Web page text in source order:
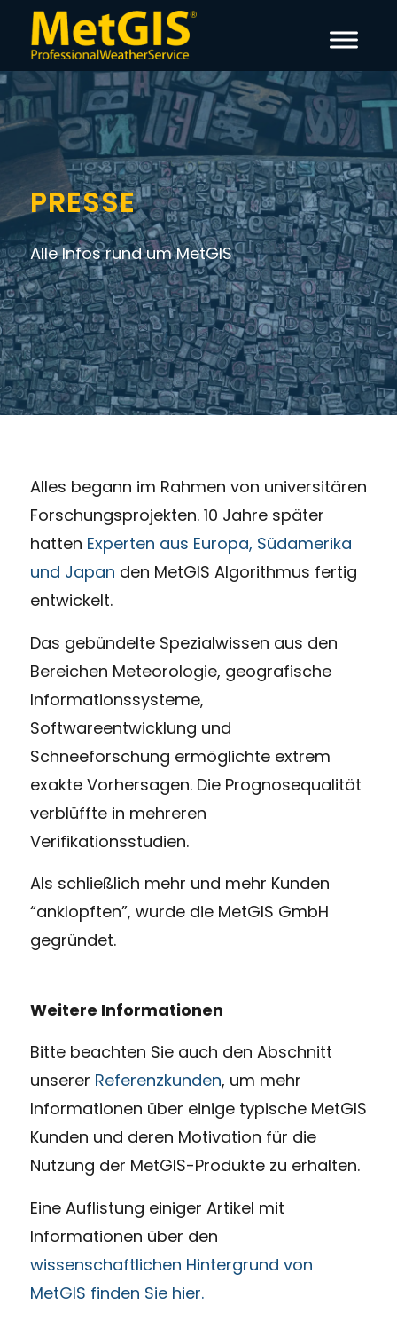
PRESSE
Alle Infos rund um MetGIS
Alles begann im Rahmen von universitären
Forschungsprojekten. 10 Jahre später
hatten Experten aus Europa, Südamerika
und Japan den MetGIS Algorithmus fertig
entwickelt.
Das gebündelte Spezialwissen aus den
Bereichen Meteorologie, geografische
Informationssysteme,
Softwareentwicklung und
Schneeforschung ermöglichte extrem
exakte Vorhersagen. Die Prognosequalität
verblüffte in mehreren
Verifikationsstudien.
Als schließlich mehr und mehr Kunden
“anklopften”, wurde die MetGIS GmbH
gegründet.
Weitere Informationen
Bitte beachten Sie auch den Abschnitt
unserer Referenzkunden, um mehr
Informationen über einige typische MetGIS
Kunden und deren Motivation für die
Nutzung der MetGIS-Produkte zu erhalten.
Eine Auflistung einiger Artikel mit
Informationen über den
wissenschaftlichen Hintergrund von
MetGIS finden Sie hier.